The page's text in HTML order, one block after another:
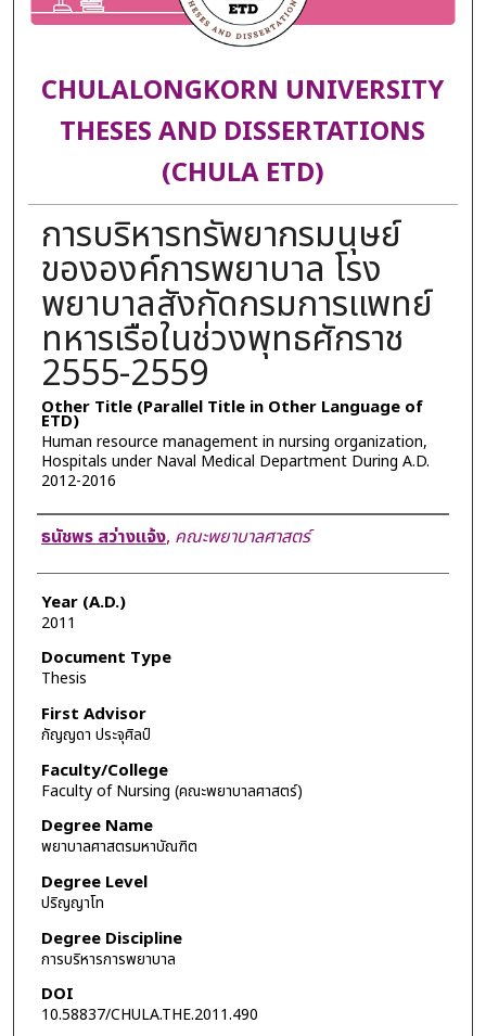
CHULALONGKORN UNIVERSITY
THESES AND DISSERTATIONS
(CHULA ETD)
การบริหารทรัพยากรมนุษย์
ขององค์การพยาบาล โรง
พยาบาลสังกัดกรมการแพทย์
ทหารเรือในช่วงพุทธศักราช
2555-2559
Other Title (Parallel Title in Other Language of
ETD)
Human resource management in nursing organization,
Hospitals under Naval Medical Department During A.D.
2012-2016
Author
ธนัชพร สว่างแจ้ง, คณะพยาบาลศาสตร์
Year (A.D.)
2011
Document Type
Thesis
First Advisor
กัญญดา ประจุศิลป์
Faculty/College
Faculty of Nursing (คณะพยาบาลศาสตร์)
Degree Name
พยาบาลศาสตรมหาบัณฑิต
Degree Level
ปริญญาโท
Degree Discipline
การบริหารการพยาบาล
DOI
10.58837/CHULA.THE.2011.490